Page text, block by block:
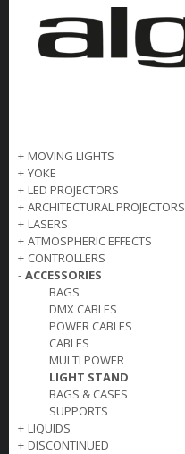
NYHETER
KONTAKT
+ MOVING LIGHTS
+ YOKE
+ LED PROJECTORS
+ ARCHITECTURAL PROJECTORS
+ LASERS
+ ATMOSPHERIC EFFECTS
+ CONTROLLERS
- ACCESSORIES
BAGS
DMX CABLES
POWER CABLES
CABLES
MULTI POWER
LIGHT STAND
BAGS & CASES
SUPPORTS
+ LIQUIDS
+ DISCONTINUED